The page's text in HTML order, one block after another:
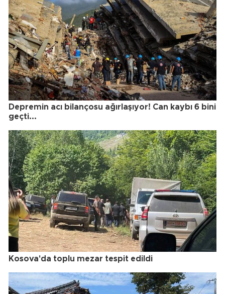
Depremin acı bilançosu ağırlaşıyor! Can kaybı 6 bini
geçti...
Kosova'da toplu mezar tespit edildi